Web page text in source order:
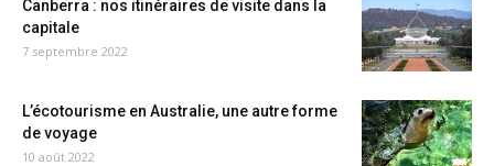
Canberra : nos itinéraires de visite dans la
capitale
7 septembre 2022
L’écotourisme en Australie, une autre forme
de voyage
10 août 2022